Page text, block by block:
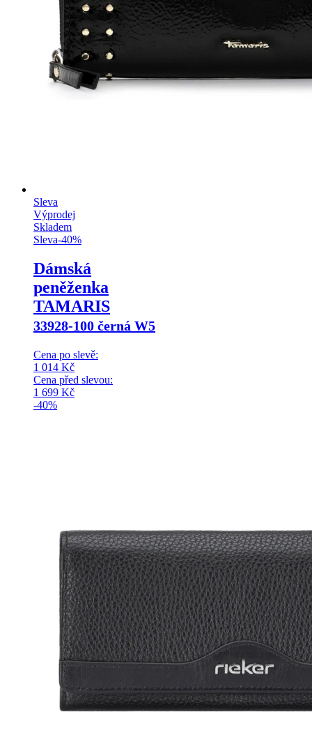
Sleva
Výprodej
Skladem
Sleva-40%
Dámská
peněženka
TAMARIS
33928-100 černá W5
Cena po slevě:
1 014 Kč
Cena před slevou:
1 699 Kč
-40%